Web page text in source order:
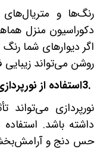
رنگ‌ها و متریال‌های
دکوراسیون منزل
اگر دیوارهای شما
روشن می‌تواند
3.استفاده از
نورپردازی می‌تواند
داشته باشد.
حس دنج و